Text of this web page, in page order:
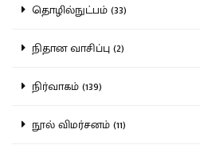
தொழில்நுட்பம் (33)
நிதான வாசிப்பு (2)
நிர்வாகம் (139)
நூல் விமர்சனம் (11)